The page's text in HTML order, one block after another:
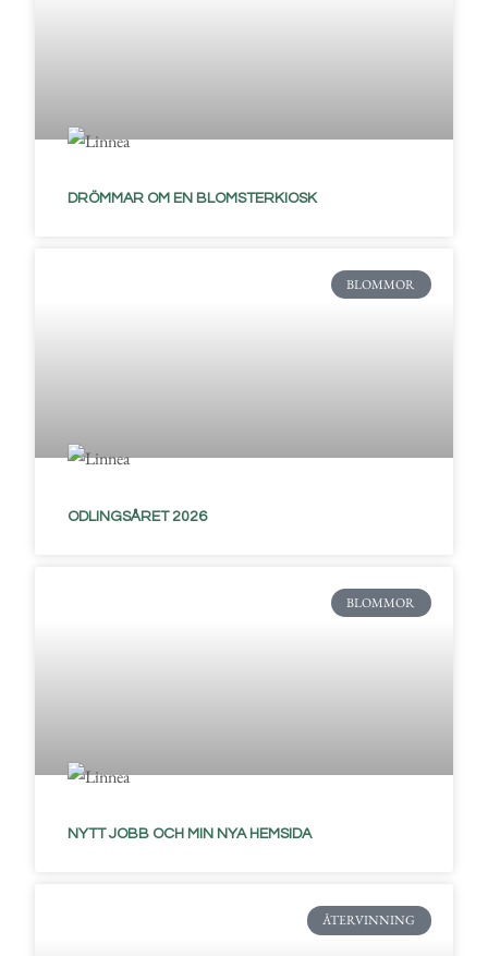
DRÖMMAR OM EN BLOMSTERKIOSK
BLOMMOR
ODLINGSÅRET 2026
BLOMMOR
NYTT JOBB OCH MIN NYA HEMSIDA
ÅTERVINNING